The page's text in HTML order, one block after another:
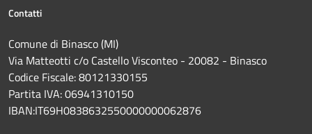
Contatti
Comune di Binasco (MI)
Via Matteotti c/o Castello Visconteo - 20082 - Binasco
Codice Fiscale: 80121330155
Partita IVA: 06941310150
IBAN:IT69H0838632550000000062876